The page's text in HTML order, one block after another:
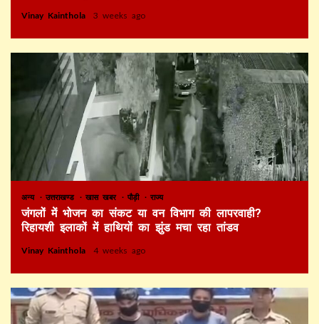
Vinay Kainthola 3 weeks ago
अन्य उत्तराखण्ड खास खबर पौड़ी राज्य
जंगलों में भोजन का संकट या वन विभाग की लापरवाही?
रिहायशी इलाकों में हाथियों का झुंड मचा रहा तांडव
Vinay Kainthola 4 weeks ago